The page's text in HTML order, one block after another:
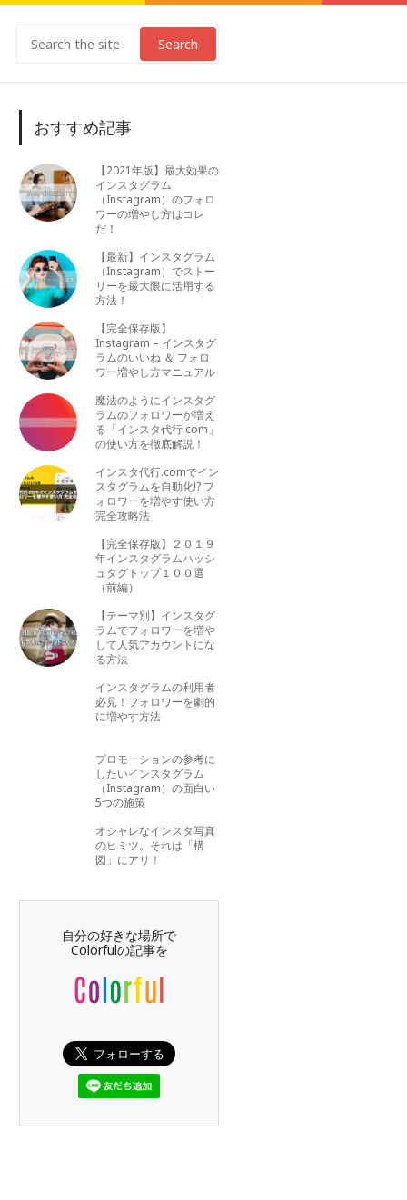
Search
おすすめ記事
【2021年版】最大効果の
インスタグラム
（Instagram）のフォロ
ワーの増やし方はコレ
だ！
【最新】インスタグラム
（Instagram）でストー
リーを最大限に活用する
方法！
【完全保存版】
Instagram – インスタグ
ラムのいいね ＆ フォロ
ワー増やし方マニュアル
魔法のようにインスタグ
ラムのフォロワーが増え
る「インスタ代行.com」
の使い方を徹底解説！
インスタ代行.comでイン
スタグラムを自動化!? フ
ォロワーを増やす使い方
完全攻略法
【完全保存版】２０１９
年インスタグラムハッシ
ュタグトップ１００選
（前編）
【テーマ別】インスタグ
ラムでフォロワーを増や
して人気アカウントにな
る方法
インスタグラムの利用者
必見！フォロワーを劇的
に増やす方法
プロモーションの参考に
したいインスタグラム
（Instagram）の面白い
5つの施策
オシャレなインスタ写真
のヒミツ。それは「構
図」にアリ！
自分の好きな場所で
Colorfulの記事を